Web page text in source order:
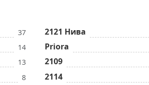
37
14
13
8
2121 Нива
Priora
2109
2114